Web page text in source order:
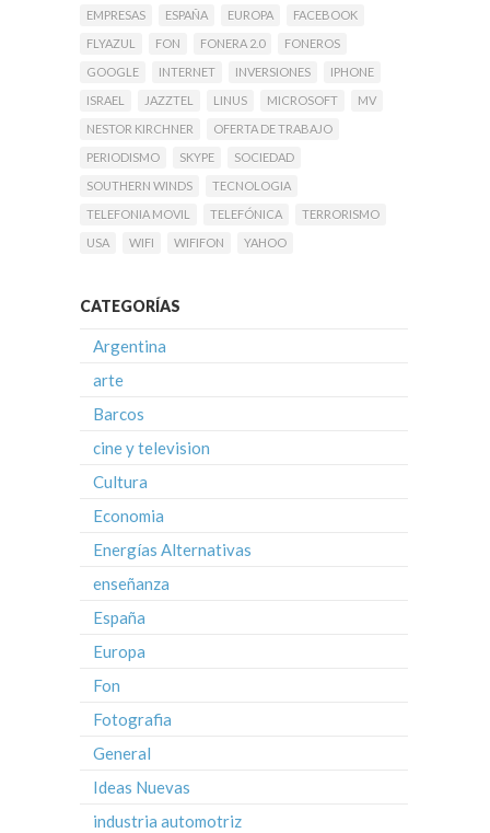
EMPRESAS
ESPAÑA EUROPA
FACEBOOK
FLYAZUL
FON FONERA 2.0
FONEROS
GOOGLE
INTERNET INVERSIONES
IPHONE
ISRAEL
JAZZTEL LINUS MICROSOFT
MV
NESTOR KIRCHNER
OFERTA DE TRABAJO
PERIODISMO
SKYPE
SOCIEDAD
SOUTHERN WINDS
TECNOLOGIA
TELEFONIA MOVIL
TELEFÓNICA
TERRORISMO
USA
WIFI WIFIFON YAHOO
CATEGORÍAS
Argentina
arte
Barcos
cine y television
Cultura
Economia
Energías Alternativas
enseñanza
España
Europa
Fon
Fotografia
General
Ideas Nuevas
industria automotriz